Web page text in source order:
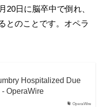
20日に脳卒中で倒れ、
とのことです。オペラ
OperaWire
Hospitalized Due
OperaWire